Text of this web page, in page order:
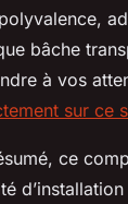
bâche
à vos
sur ce
ce